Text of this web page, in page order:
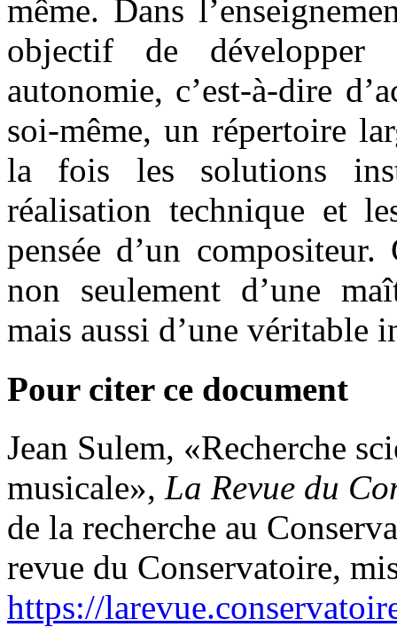
même. Dans
objectif de développer
autonomie, c’est-à-dire
soi-même, un répertoire
la fois les solutions
réalisation technique et
pensée d’un
non seulement d’une
mais aussi d’une véritable
Pour citer ce document
Jean Sulem, «Recherche
musicale», La Revue du
de la recherche au
revue du Conservatoire,
https://